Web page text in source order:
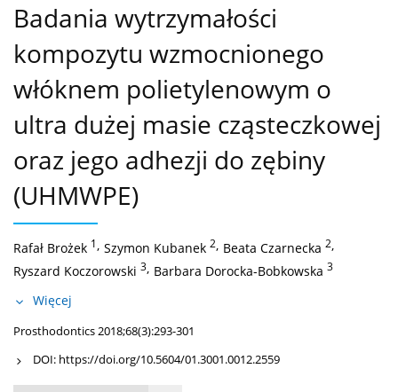
Badania wytrzymałości
kompozytu wzmocnionego
włóknem polietylenowym o
ultra dużej masie cząsteczkowej
oraz jego adhezji do zębiny
(UHMWPE)
Rafał Brożek 1, Szymon Kubanek 2, Beata Czarnecka 2,
Ryszard Koczorowski 3, Barbara Dorocka-Bobkowska 3
Więcej
Prosthodontics 2018;68(3):293-301
DOI: https://doi.org/10.5604/01.3001.0012.2559